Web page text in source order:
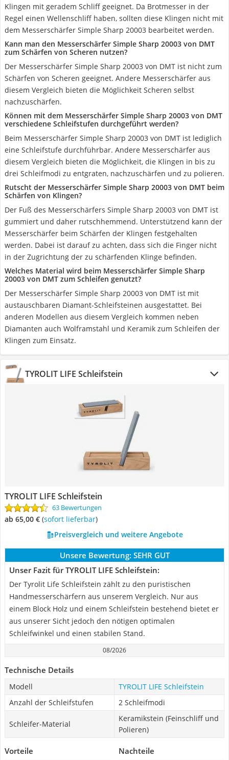
Klingen mit geradem Schliff geeignet. Da Brotmesser in der
Regel einen Wellenschliff haben, sollten diese Klingen nicht mit
dem Messerschärfer Simple Sharp 20003 bearbeitet werden.
Kann man den Messerschärfer Simple Sharp 20003 von DMT
zum Schärfen von Scheren nutzen?
Der Messerschärfer Simple Sharp 20003 von DMT ist nicht zum
Schärfen von Scheren geeignet. Andere Messerschärfer aus
diesem Vergleich bieten die Möglichkeit Scheren selbst
nachzuschärfen.
Können mit dem Messerschärfer Simple Sharp 20003 von DMT
verschiedene Schleifstufen durchgeführt werden?
Beim Messerschärfer Simple Sharp 20003 von DMT ist lediglich
eine Schleifstufe durchführbar. Andere Messerschärfer aus
diesem Vergleich bieten die Möglichkeit, die Klingen in bis zu
drei Schleifmodi zu entgraten, nachzuschärfen und zu polieren.
Rutscht der Messerschärfer Simple Sharp 20003 von DMT beim
Schärfen von Klingen?
Der Fuß des Messerschärfers Simple Sharp 20003 von DMT ist
gummiert und daher rutschhemmend. Unterstützend kann der
Messerschärfer beim Schärfen der Klingen festgehalten
werden. Dabei ist darauf zu achten, dass sich die Finger nicht
in der Zugrichtung der zu schärfenden Klinge befinden.
Welches Material wird beim Messerschärfer Simple Sharp
20003 von DMT zum Schleifen genutzt?
Der Messerschärfer Simple Sharp 20003 von DMT ist mit
austauschbaren Diamant-Schleifsteinen ausgestattet. Bei
anderen Modellen aus diesem Vergleich kommen neben
Diamanten auch Wolframstahl und Keramik zum Schleifen der
Klingen zum Einsatz.
TYROLIT LIFE Schleifstein
TYROLIT LIFE Schleifstein
63 Bewertungen
ab 65,00 € ( Sofort lieferbar)
Preisvergleich und weitere Angebote
Unsere Bewertung: SEHR GUT
Unser Fazit für TYROLIT LIFE Schleifstein:
Der Tyrolit Life Schleifstein zählt zu den puristischen
Handmesserschärfern aus unserem Vergleich. Nur aus
einem Block Holz und einem Schleifstein bestehend bietet er
aus unserer Sicht jedoch den nötigen optimalen
Schleifwinkel und einen stabilen Stand.
08/2026
Technische Details
Modell
TYROLIT LIFE Schleifstein
Anzahl der Schleifstufen
2 Schleifmodi
Schleifer-Material
Keramikstein (Feinschliff und
Polieren)
Vorteile Nachteile